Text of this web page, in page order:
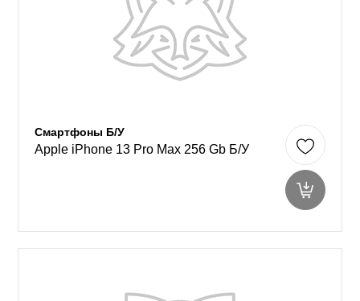
Смартфоны Б/У
Apple iPhone 13 Pro Max 256 Gb Б/У